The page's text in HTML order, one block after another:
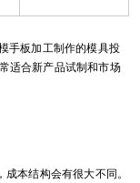
手板加工制作的模具投
适合新产品试制和市场
本结构会有很大不同。